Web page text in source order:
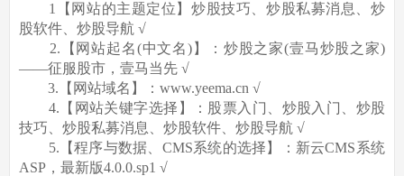
1【网站的主题定位】炒股技巧、炒股私募消息、炒
股软件、炒股导航 √
2.【网站起名(中文名)】：炒股之家(壹马炒股之家)
——征服股市，壹马当先 √
3.【网站域名】：www.yeema.cn √
4.【网站关键字选择】：股票入门、炒股入门、炒股
技巧、炒股私募消息、炒股软件、炒股导航 √
5.【程序与数据、CMS系统的选择】：新云CMS系统
ASP，最新版4.0.0.sp1 √